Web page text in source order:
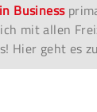
Business
mit allen
Hier geht es zu